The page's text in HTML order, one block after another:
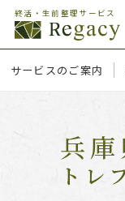
終活・生前整理サービス
サービスのご案内
兵庫
トレ